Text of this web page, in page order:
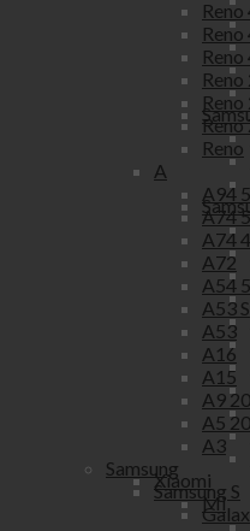
Xiaomi
Mi
Reno
Reno
Reno
Reno
Reno
Reno
A
A94
A74
A74
A72
A54
A53 S
A53
A16
A15
A9
A5
A3
Samsung
Samsung S